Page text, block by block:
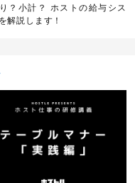
？小計？ ホストの給与シス
解説します！